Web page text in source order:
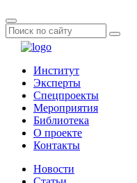
Институт
Эксперты
Спецпроекты
Мероприятия
Библиотека
О проекте
Контакты
Новости